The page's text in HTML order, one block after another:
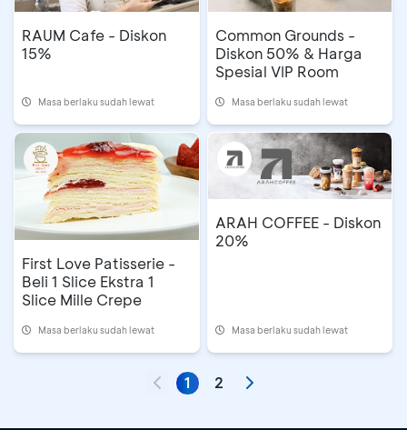
RAUM Cafe - Diskon
15%
Masa berlaku sudah lewat
Common Grounds -
Diskon 50% & Harga
Spesial VIP Room
Masa berlaku sudah lewat
First Love Patisserie -
Beli 1 Slice Ekstra 1
Slice Mille Crepe
Masa berlaku sudah lewat
ARAH COFFEE - Diskon
20%
Masa berlaku sudah lewat
1 2